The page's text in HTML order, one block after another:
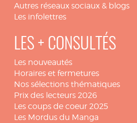
Autres réseaux sociaux & blogs
Les infolettres
LES + CONSULTÉS
Les nouveautés
Horaires et fermetures
Nos sélections thématiques
Prix des lecteurs 2026
Les coups de coeur 2025
Les Mordus du Manga